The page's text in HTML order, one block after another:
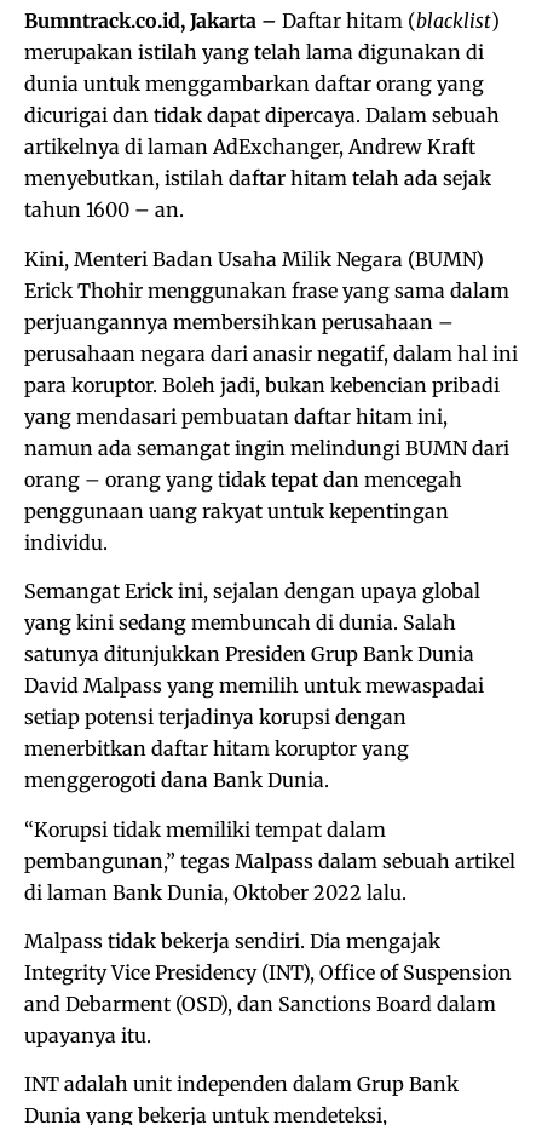
Bumntrack.co.id, Jakarta – Daftar hitam (blacklist)
merupakan istilah yang telah lama digunakan di
dunia untuk menggambarkan daftar orang yang
dicurigai dan tidak dapat dipercaya. Dalam sebuah
artikelnya di laman AdExchanger, Andrew Kraft
menyebutkan, istilah daftar hitam telah ada sejak
tahun 1600 – an.
Kini, Menteri Badan Usaha Milik Negara (BUMN)
Erick Thohir menggunakan frase yang sama dalam
perjuangannya membersihkan perusahaan –
perusahaan negara dari anasir negatif, dalam hal ini
para koruptor. Boleh jadi, bukan kebencian pribadi
yang mendasari pembuatan daftar hitam ini,
namun ada semangat ingin melindungi BUMN dari
orang – orang yang tidak tepat dan mencegah
penggunaan uang rakyat untuk kepentingan
individu.
Semangat Erick ini, sejalan dengan upaya global
yang kini sedang membuncah di dunia. Salah
satunya ditunjukkan Presiden Grup Bank Dunia
David Malpass yang memilih untuk mewaspadai
setiap potensi terjadinya korupsi dengan
menerbitkan daftar hitam koruptor yang
menggerogoti dana Bank Dunia.
“Korupsi tidak memiliki tempat dalam
pembangunan,” tegas Malpass dalam sebuah artikel
di laman Bank Dunia, Oktober 2022 lalu.
Malpass tidak bekerja sendiri. Dia mengajak
Integrity Vice Presidency (INT), Office of Suspension
and Debarment (OSD), dan Sanctions Board dalam
upayanya itu.
INT adalah unit independen dalam Grup Bank
Dunia yang bekerja untuk mendeteksi,